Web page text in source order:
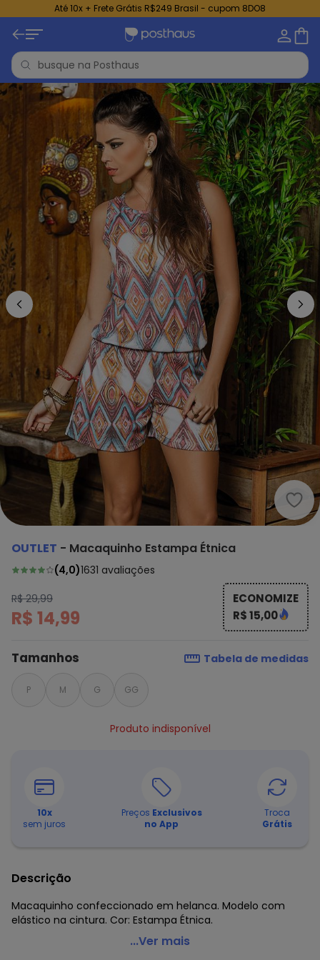
Até 10x + Frete Grátis R$249 Brasil - cupom 8DO8
OUTLET - Macaquinho Estampa Étnica
(4,0)1631 avaliações
R$ 29,99
R$ 14,99
ECONOMIZE
R$ 15,00
Tamanhos Tabela de medidas
P M G GG
Produto indisponível
10x
sem juros
Preços Exclusivos
no App
Troca
Grátis
Descrição
Macaquinho confeccionado em helanca. Modelo com
elástico na cintura. Cor: Estampa Étnica.
Outlet - Macaquinho Estampa Étnica
...Ver mais